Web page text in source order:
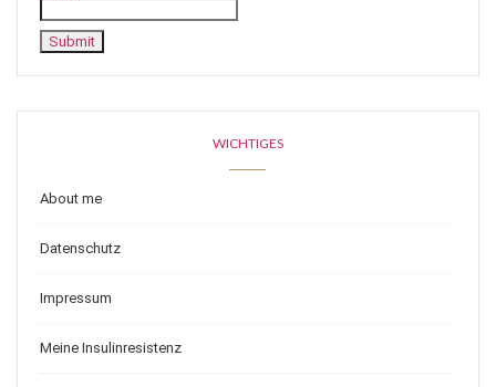
WICHTIGES
About me
Datenschutz
Impressum
Meine Insulinresistenz